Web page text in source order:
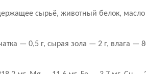
сырьё, животный белок, масло
— 0,5 г, сырая зола — 2 г, влага —